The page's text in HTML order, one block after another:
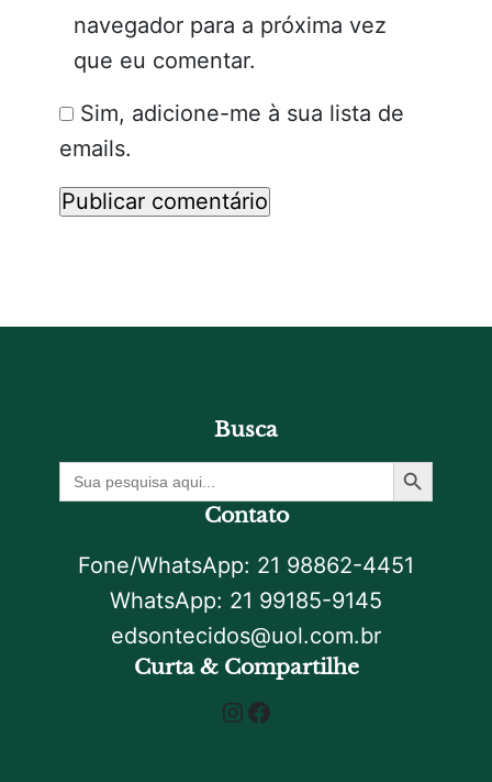
navegador para a próxima vez
que eu comentar.
Sim, adicione-me à sua lista de
emails.
Busca
Procurar
por:
Botão De Pesquisa
Contato
Fone/WhatsApp: 21 98862-4451
WhatsApp: 21 99185-9145
edsontecidos@uol.com.br
Curta & Compartilhe
Instagram Facebook